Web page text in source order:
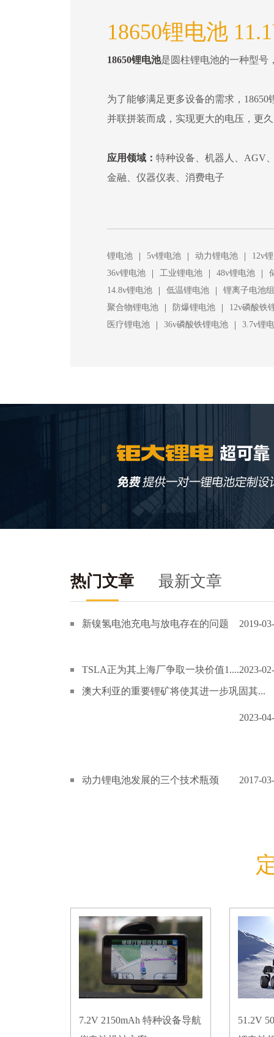
18650锂电池
18650锂电池是圆柱锂电池的一种型号
为了能够满足更多设备的需求，
并联拼装而成，实现更大的电压，更
应用领域： 特种设备、机器人、AGV
金融、仪器仪表、消费电子
锂电池 | 5v锂电池 | 动力锂电池 |
12v
36v锂电池
| 工业锂电池 | 48v锂电池 |
14.8v锂电池
| 低温锂电池 |
锂离子电池组
聚合物锂电池
| 防爆锂电池 |
12v磷酸铁
医疗锂电池
| 36v磷酸铁锂电池 | 3.7v锂
热门文章 最新文章
新镍氢电池充电与放电存在的问题 2019-
TSLA正为其上海厂争取一块价值1....2023-
澳大利亚的重要锂矿将使其进一步巩固其...
2023-
动力锂电池发展的三个技术瓶颈 2017-
7.2V 2150mAh 特种设备导航
51.2V